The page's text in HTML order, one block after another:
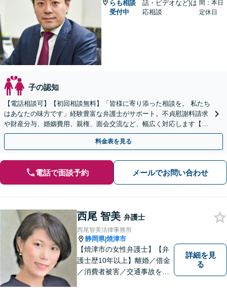
らも相談
受付中
話・ビデオなど)は
応相談
間：本日
定休日
子の認知
【電話相談可】【初回相談無料】「皆様に寄り添った相談を。 私たち
はあなたの味方です」経験豊富な弁護士がサポート。不貞慰謝料請求
や財産分与、婚姻費用、親権、面会交流など、幅広く対応します【夜
間・休日面談可】【完全個室】【名古屋駅7分】
料金表を見る
電話で面談予約 メールでお問い合わせ
西尾 智美 弁護士
西尾智美法律事務所
静岡県|焼津市
【焼津市の女性弁護士】【弁
護士歴10年以上】離婚／借金
／消費者被害／交通事故を中
詳細を見
る